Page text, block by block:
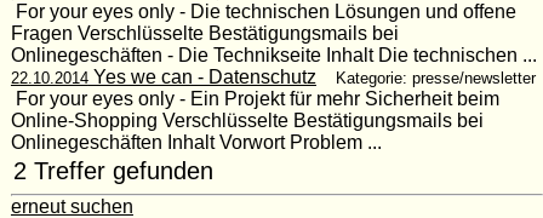
For your eyes only - Die technischen Lösungen und offene
Fragen Verschlüsselte Bestätigungsmails bei
Onlinegeschäften - Die Technikseite Inhalt Die technischen ...
22.10.2014Yes we can - Datenschutz Kategorie: presse/newsletter
For your eyes only - Ein Projekt für mehr Sicherheit beim
Online-Shopping Verschlüsselte Bestätigungsmails bei
Onlinegeschäften Inhalt Vorwort Problem ...
2 Treffer gefunden
erneut suchen